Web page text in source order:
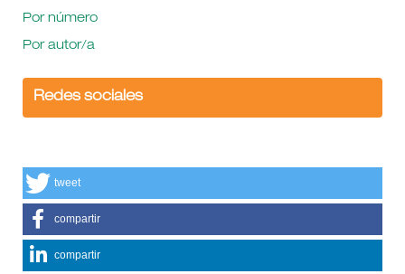
Por número
Por autor/a
Redes sociales
tweet
compartir
compartir